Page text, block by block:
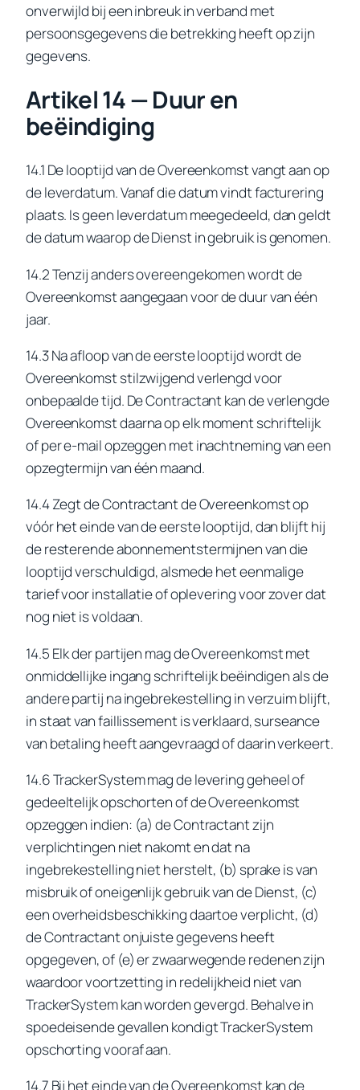
onverwijld bij een inbreuk in verband met
persoonsgegevens die betrekking heeft op zijn
gegevens.
Artikel 14 — Duur en
beëindiging
14.1 De looptijd van de Overeenkomst vangt aan op
de leverdatum. Vanaf die datum vindt facturering
plaats. Is geen leverdatum meegedeeld, dan geldt
de datum waarop de Dienst in gebruik is genomen.
14.2 Tenzij anders overeengekomen wordt de
Overeenkomst aangegaan voor de duur van één
jaar.
14.3 Na afloop van de eerste looptijd wordt de
Overeenkomst stilzwijgend verlengd voor
onbepaalde tijd. De Contractant kan de verlengde
Overeenkomst daarna op elk moment schriftelijk
of per e-mail opzeggen met inachtneming van een
opzegtermijn van één maand.
14.4 Zegt de Contractant de Overeenkomst op
vóór het einde van de eerste looptijd, dan blijft hij
de resterende abonnementstermijnen van die
looptijd verschuldigd, alsmede het eenmalige
tarief voor installatie of oplevering voor zover dat
nog niet is voldaan.
14.5 Elk der partijen mag de Overeenkomst met
onmiddellijke ingang schriftelijk beëindigen als de
andere partij na ingebrekestelling in verzuim blijft,
in staat van faillissement is verklaard, surseance
van betaling heeft aangevraagd of daarin verkeert.
14.6 TrackerSystem mag de levering geheel of
gedeeltelijk opschorten of de Overeenkomst
opzeggen indien: (a) de Contractant zijn
verplichtingen niet nakomt en dat na
ingebrekestelling niet herstelt, (b) sprake is van
misbruik of oneigenlijk gebruik van de Dienst, (c)
een overheidsbeschikking daartoe verplicht, (d)
de Contractant onjuiste gegevens heeft
opgegeven, of (e) er zwaarwegende redenen zijn
waardoor voortzetting in redelijkheid niet van
TrackerSystem kan worden gevergd. Behalve in
spoedeisende gevallen kondigt TrackerSystem
opschorting vooraf aan.
14.7 Bij het einde van de Overeenkomst kan de